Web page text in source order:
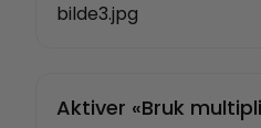
Aktiver «Bruk